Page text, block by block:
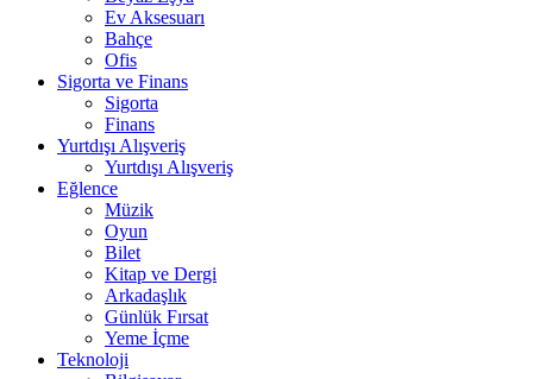
Ev Aksesuarı
Bahçe
Ofis
Sigorta ve Finans
Sigorta
Finans
Yurtdışı Alışveriş
Yurtdışı Alışveriş
Eğlence
Müzik
Oyun
Bilet
Kitap ve Dergi
Arkadaşlık
Günlük Fırsat
Yeme İçme
Teknoloji